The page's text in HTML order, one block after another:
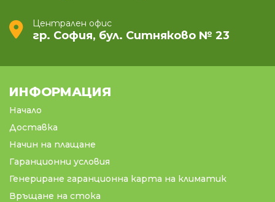
Централен офис
гр. София, бул. Ситняково № 23
ИНФОРМАЦИЯ
Начало
Доставка
Начин на плащане
Гаранционни условия
Генериране гаранционна карта на климатик
Връщане на стока